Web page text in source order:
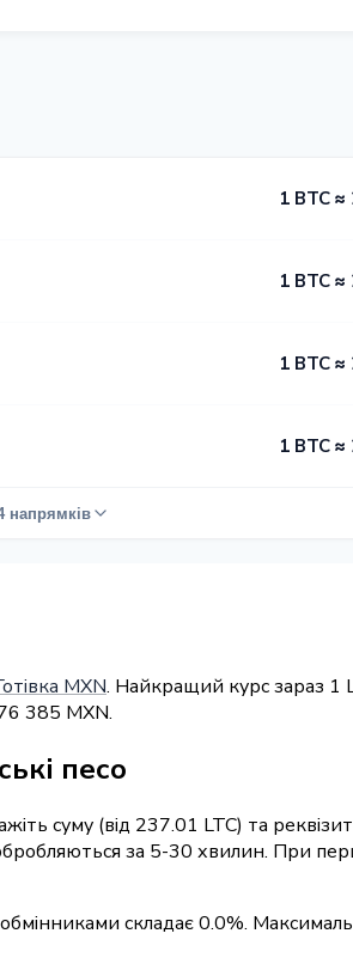
1 BTC ≈
1 BTC ≈
1 BTC ≈
1 BTC ≈
напрямків
MXN. Найкращий курс зараз 1
385 MXN.
песо
суму (від 237.01 LTC) та
за 5-30 хвилин. При
обмінниками складає 0.0%.